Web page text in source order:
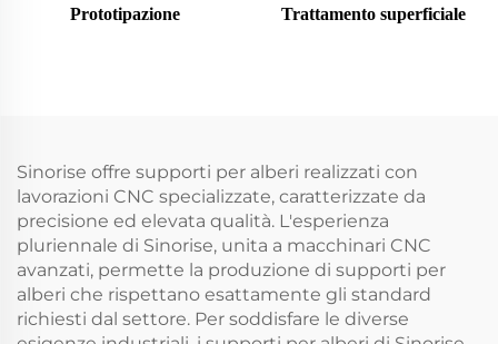
Prototipazione Trattamento superficiale
Sinorise offre supporti per alberi realizzati con
lavorazioni CNC specializzate, caratterizzate da
precisione ed elevata qualità. L'esperienza
pluriennale di Sinorise, unita a macchinari CNC
avanzati, permette la produzione di supporti per
alberi che rispettano esattamente gli standard
richiesti dal settore. Per soddisfare le diverse